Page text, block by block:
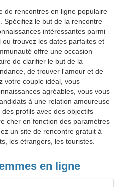
de rencontres en ligne populaire
Spécifiez le but de la rencontre
intéressantes parmi
trouvez les dates parfaites et
offre une occasion
de clarifier le but de la
de trouver l'amour et de
votre couple idéal, vous
agréables, vous vous
à une relation amoureuse
profils avec des objectifs
cher en fonction des paramètres
un site de rencontre gratuit à
les étrangers, les touristes.
en ligne